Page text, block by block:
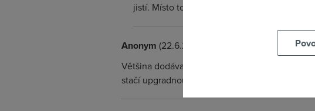
jistí. Místo toho, aby řešila, proč těžítka
Anonym (22.6.2007 17:12:18)
Většina dodávaných G664T měla starší
stačí upgradnout.